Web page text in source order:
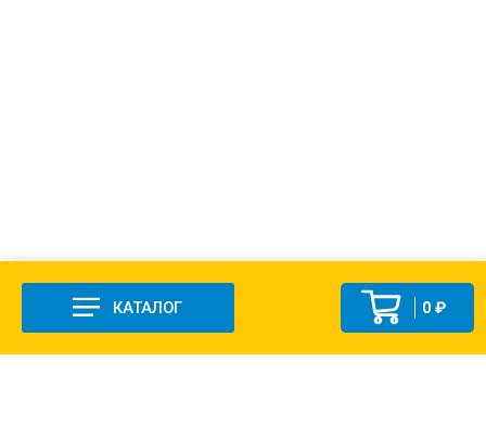
КАТАЛОГ 0 ₽